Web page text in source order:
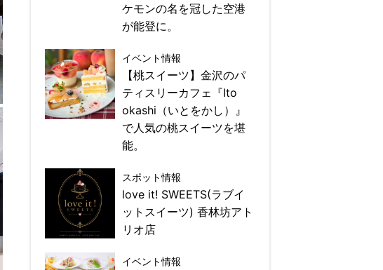
ケモンの名を冠した空港
が能登に。
イベント情報
【桃スイーツ】金沢のパ
ティスリーカフェ『Ito
okashi（いとをかし）』
で人気の桃スイーツを堪
能。
スポット情報
love it! SWEETS(ラブイ
ットスイーツ) 香林坊アト
リオ店
イベント情報